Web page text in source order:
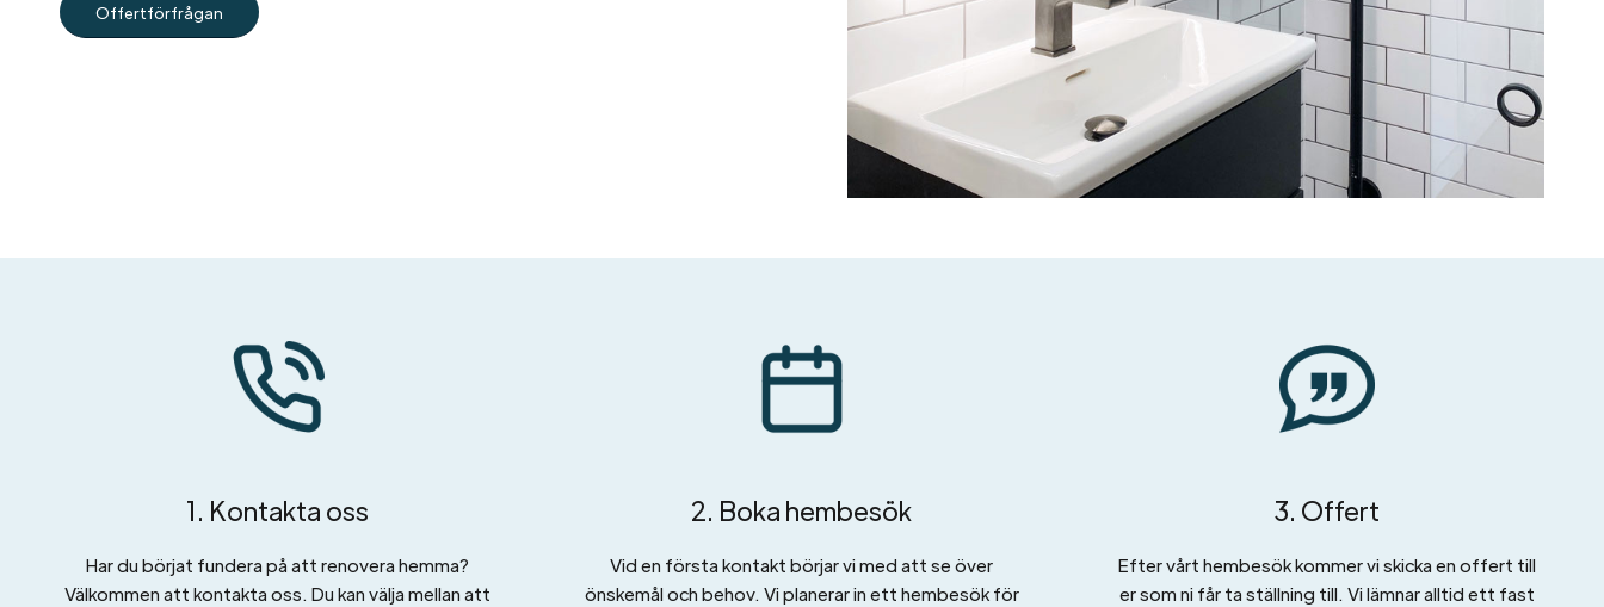
Offertförfrågan
1. Kontakta oss
Har du börjat fundera på att renovera hemma?
Välkommen att kontakta oss. Du kan välja mellan att
2. Boka hembesök
Vid en första kontakt börjar vi med att se över
önskemål och behov. Vi planerar in ett hembesök för
3. Offert
Efter vårt hembesök kommer vi skicka en offert till
er som ni får ta ställning till. Vi lämnar alltid ett fast